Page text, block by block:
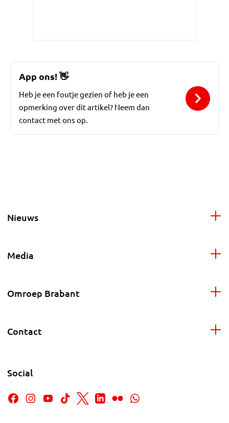
App ons!👋
Heb je een foutje gezien of heb je een
opmerking over dit artikel? Neem dan
contact met ons op.
Nieuws
Media
Omroep Brabant
Contact
Social